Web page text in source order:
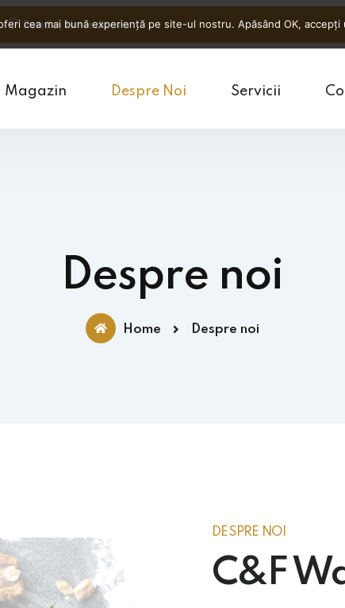
Petrila, Hunedoara
Magazin Despre Noi Servicii
Despre noi
Home Despre noi
DESPRE NOI
C&F
cea mai bună experiență pe site-ul nostru. Apăsând OK, accepți